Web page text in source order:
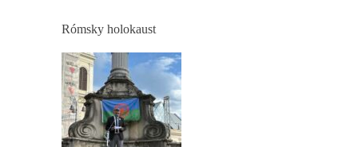
Rómsky holokaust